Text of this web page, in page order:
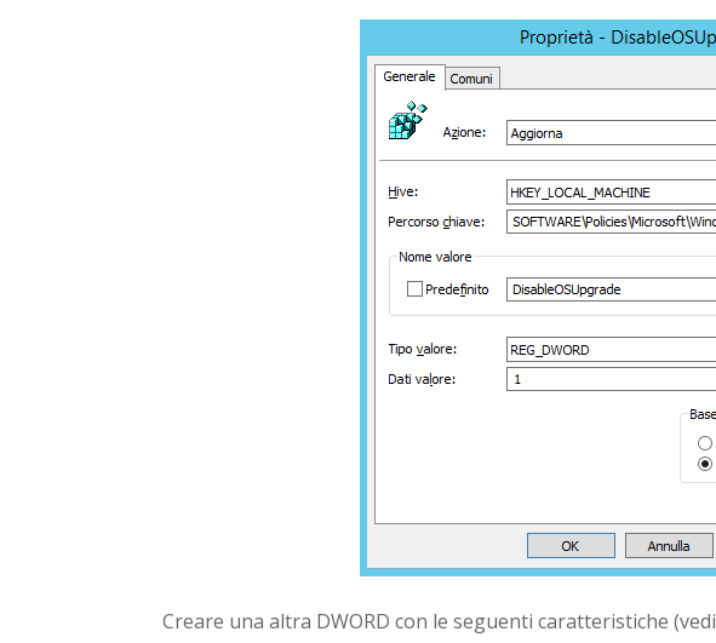
Creare una altra DWORD con le seguenti caratteristiche